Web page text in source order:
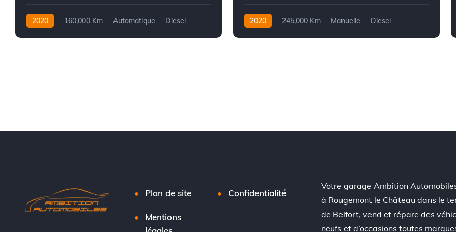
2020 160,000 Km Automatique
Diesel
2020 245,000 Km Manuelle
Diesel
Plan de site Confidentialité
Mentions
Votre garage Ambition
à Rougemont le Château dans le
de Belfort, vend et répare des
neufs et d’occasions toutes